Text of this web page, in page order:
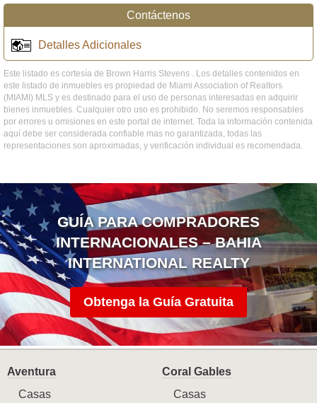
Contáctenos
Detalles Adicionales
Este listado es cortesía de Brown Harris Stevens . Los detalles contenidos en
este listado de inmuebles es propiedad de Miami Association of Realtors
(MIAMI) MLS y es destinado para el uso de personas interesadas en adquirir
bienes inmuebles. Cualquier otro uso es prohibido. No seremos responsables
por errores u omisiones en este portal de internet. Toda la información contenida
aquí debe ser considerada confiable mas no garantizada, todas las
representaciones son aproximadas, y verificación individual es recomendada.
GUÍA PARA COMPRADORES
INTERNACIONALES – BAHIA
INTERNATIONAL REALTY
Obtenga la Guía Gratuita
Aventura
Casas
Coral Gables
Casas